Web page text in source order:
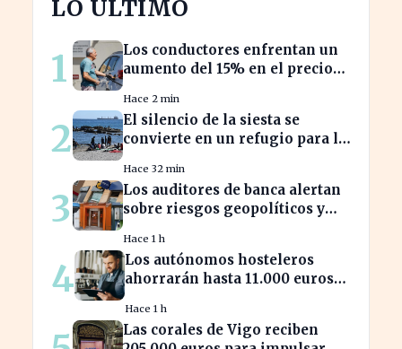
LO ÚLTIMO
1
Los conductores enfrentan un
aumento del 15% en el precio
Hace 2 min
2
El silencio de la siesta se
convierte en un refugio para la
Hace 32 min
3
Los auditores de banca alertan
sobre riesgos geopolíticos y
Hace 1 h
4
Los autónomos hosteleros
ahorrarán hasta 11.000 euros
energética
Hace 1 h
Las corales de Vigo reciben